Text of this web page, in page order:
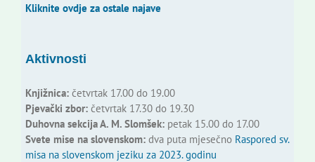
Kliknite ovdje za ostale najave
Aktivnosti
Knjižnica:četvrtak 17.00 do 19.00
Pjevački zbor:četvrtak 17.30 do 19.30
Duhovna sekcija A. M. Slomšek:petak 15.00 do 17.00
Svete mise na slovenskom:dva puta mjesečno Raspored sv.
misa na slovenskom jeziku za 2023. godinu